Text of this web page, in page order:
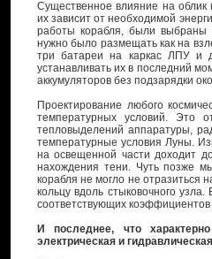
Существенное влияние на
их зависит от необходимой
работы корабля, были выбраны
нужно было размещать как на
три батареи на каркас ЛПУ и
устанавливать их в последний
аккумуляторов без подзарядки
Проектирование любого
температурных условий. Это
тепловыделений аппаратуры,
температурные условия Луны.
на освещенной части доходит
нахождения тени. Чуть позже
корабля не могло не отразиться
кольцу вдоль стыковочного
соответствующих коэффициентов
И последнее, что
электрическая и